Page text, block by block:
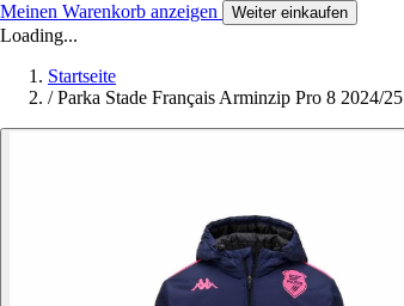
Meinen Warenkorb anzeigen Weiter einkaufen
Loading...
Startseite
/ Parka Stade Français Arminzip Pro 8 2024/25